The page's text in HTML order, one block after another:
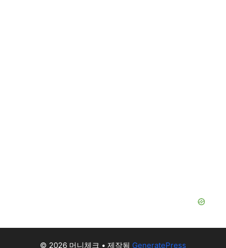
© 2026 머니체크 • 제작됨 GeneratePress